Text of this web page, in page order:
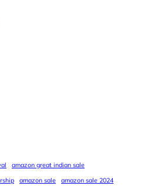
amazon great indian sale
amazon sale amazon sale 2024